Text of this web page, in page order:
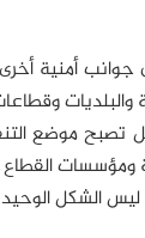
أمنية
تصبح موضع
ومؤسسات
الشكل الوحيد